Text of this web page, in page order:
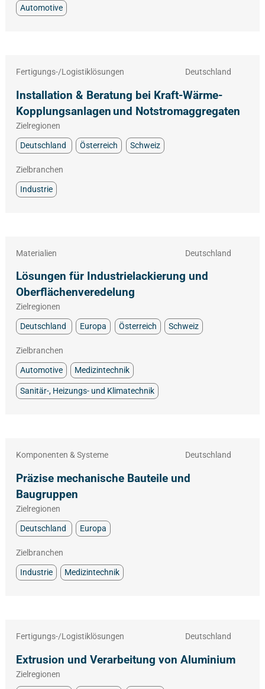
Automotive
Fertigungs-/Logistiklösungen Deutschland
Installation & Beratung bei Kraft-Wärme-
Kopplungsanlagen und Notstromaggregaten
Zielregionen
Deutschland
Österreich Schweiz
Zielbranchen
Industrie
Materialien Deutschland
Lösungen für Industrielackierung und
Oberflächenveredelung
Zielregionen
Deutschland
Europa Österreich Schweiz
Zielbranchen
Automotive
Medizintechnik
Sanitär-, Heizungs- und Klimatechnik
Komponenten & Systeme Deutschland
Präzise mechanische Bauteile und
Baugruppen
Zielregionen
Deutschland
Europa
Zielbranchen
Industrie
Medizintechnik
Fertigungs-/Logistiklösungen Deutschland
Extrusion und Verarbeitung von Aluminium
Zielregionen